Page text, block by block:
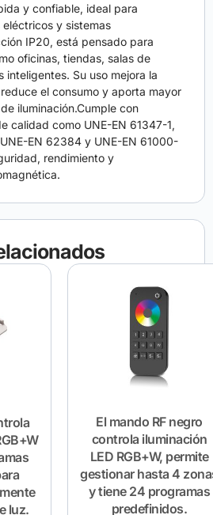
y confiable, ideal para
y sistemas
IP20, está pensado para
oficinas, tiendas, salas de
inteligentes. Su uso mejora la
el consumo y aporta mayor
iluminación.Cumple con
calidad como UNE-EN 61347-1,
EN 62384 y UNE-EN 61000-
rendimiento y
luz.
El mando RF negro
controla iluminación
LED RGB+W, permite
gestionar hasta 4
y tiene 24 programas
predefinidos.